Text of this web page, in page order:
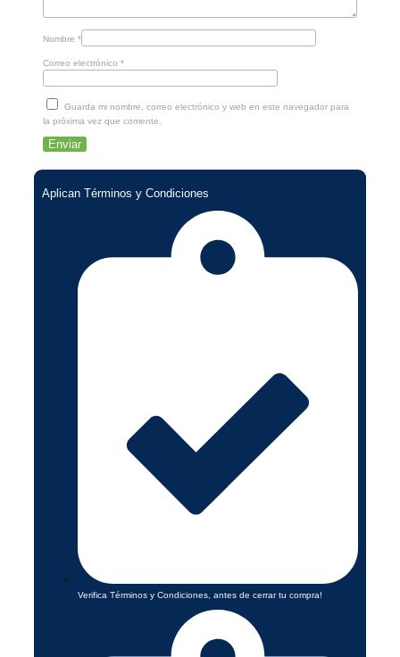
Nombre *
Correo electrónico *
Guarda mi nombre, correo electrónico y web en este navegador para
la próxima vez que comente.
Aplican Términos y Condiciones
Verifica Términos y Condiciones, antes de cerrar tu compra!